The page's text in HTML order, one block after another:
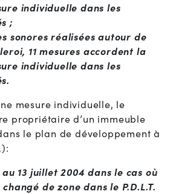
individuelle dans les
;
sonores réalisées autour de
11 mesures accordent la
individuelle dans les
mesure individuelle, le
propriétaire d’un immeuble
le plan de développement à
13 juillet 2004 dans le cas où
de zone dans le P.D.L.T.